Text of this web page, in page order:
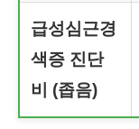
급성심근경
색증 진단
비 (좁음)